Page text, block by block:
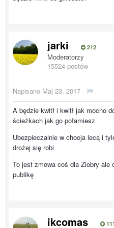
jarki 212
Moderatorzy
15524 postów
Napisano Maj 23, 2017 ·
A będzie kwitł i kwitł jak mocno
ścieżkach jak go połamiesz
Ubezpieczalnie w chooja lecą i
drożej się robi
To jest zmowa coś dla Ziobry ale
publikę
ikcomas